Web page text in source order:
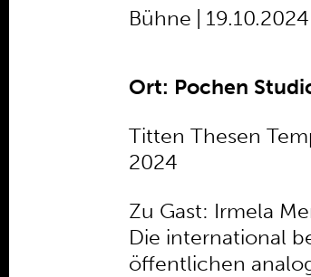
Bühne
Ort: Pochen
Titten Thesen
2024
Zu Gast: Irmela
Die international
öffentlichen